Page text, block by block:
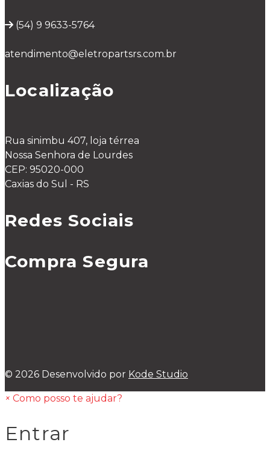
(54) 9 9633-5764
atendimento@eletropartsrs.com.br
Localização
Rua sinimbu 407, loja térrea
Nossa Senhora de Lourdes
CEP: 95020-000
Caxias do Sul - RS
Redes Sociais
Compra Segura
© 2026 Desenvolvido por Kode Studio
× Como posso te ajudar?
Entrar